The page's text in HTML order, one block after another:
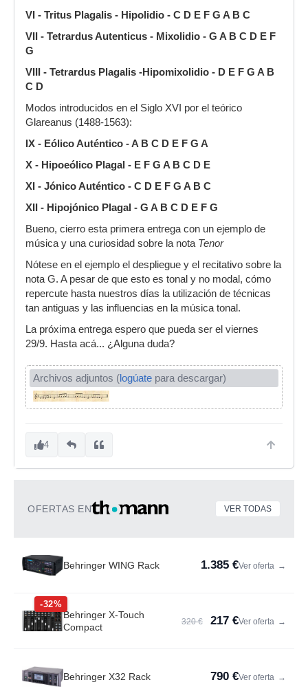
VI - Tritus Plagalis - Hipolidio - C D E F G A B C
VII - Tetrardus Autenticus - Mixolidio - G A B C D E F
G
VIII - Tetrardus Plagalis -Hipomixolidio - D E F G A B
C D
Modos introducidos en el Siglo XVI por el teórico
Glareanus (1488-1563):
IX - Eólico Auténtico - A B C D E F G A
X - Hipoeólico Plagal - E F G A B C D E
XI - Jónico Auténtico - C D E F G A B C
XII - Hipojónico Plagal - G A B C D E F G
Bueno, cierro esta primera entrega con un ejemplo de
música y una curiosidad sobre la nota Tenor
Nótese en el ejemplo el despliegue y el recitativo sobre la
nota G. A pesar de que esto es tonal y no modal, cómo
repercute hasta nuestros días la utilización de técnicas
tan antiguas y las influencias en la música tonal.
La próxima entrega espero que pueda ser el viernes
29/9. Hasta acá... ¿Alguna duda?
Archivos adjuntos (logúate para descargar)
4
OFERTAS EN VER TODAS
Behringer WING Rack 1.385 €Ver oferta →
-32%
Behringer X-Touch
Compact
320 € 217 €Ver oferta →
Behringer X32 Rack 790 €Ver oferta →